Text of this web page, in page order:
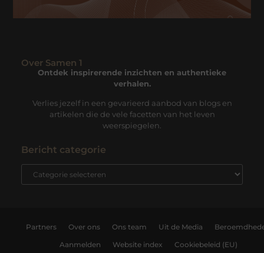
Over Samen 1
Ontdek inspirerende inzichten en authentieke
verhalen.
Verlies jezelf in een gevarieerd aanbod van blogs en
artikelen die de vele facetten van het leven
weerspiegelen.
Bericht categorie
Partners Over ons Ons team Uit de Media
Aanmelden Website index Cookiebeleid (EU)